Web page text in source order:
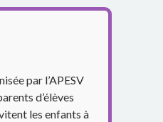
par l’APESV
d’élèves
les enfants à